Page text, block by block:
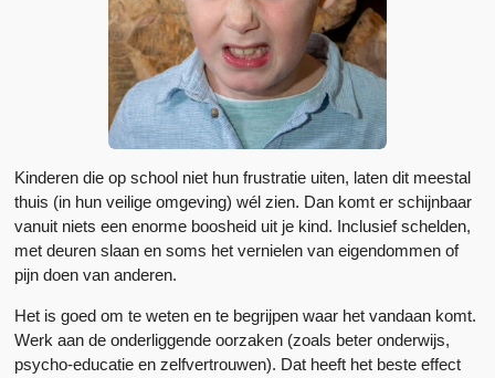
Kinderen die op school niet hun frustratie uiten, laten dit meestal
thuis (in hun veilige omgeving) wél zien. Dan komt er schijnbaar
vanuit niets een enorme boosheid uit je kind. Inclusief schelden,
met deuren slaan en soms het vernielen van eigendommen of
pijn doen van anderen.
Het is goed om te weten en te begrijpen waar het vandaan komt.
Werk aan de onderliggende oorzaken (zoals beter onderwijs,
psycho-educatie en zelfvertrouwen). Dat heeft het beste effect